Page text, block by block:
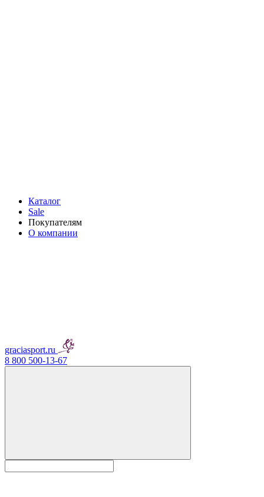
Каталог
Sale
Покупателям
О компании
graciasport.ru
8 800 500-13-67